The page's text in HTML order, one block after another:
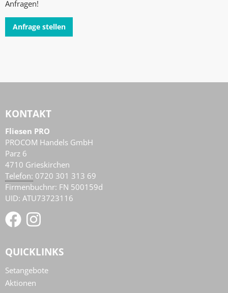
Anfragen!
Anfrage stellen
KONTAKT
Fliesen PRO
PROCOM Handels GmbH
Parz 6
4710 Grieskirchen
AT
Telefon: 0720 301 313 69
Firmenbuchnr: FN 500159d
UID: ATU73723116
QUICKLINKS
Setangebote
Aktionen